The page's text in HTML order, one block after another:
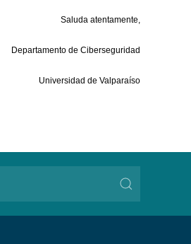
Saluda atentamente,
Departamento de Ciberseguridad
Universidad de Valparaíso